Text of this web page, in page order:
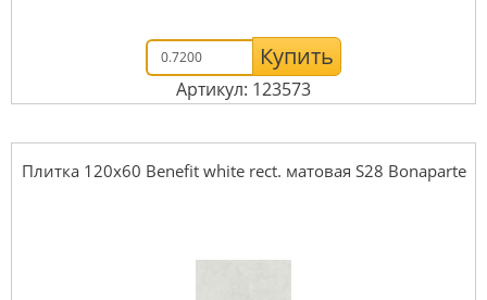
Купить
Артикул: 123573
Плитка 120x60 Benefit white rect. матовая S28 Bonaparte